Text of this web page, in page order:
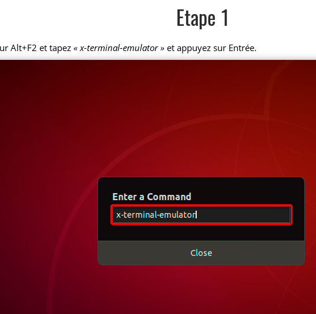
Etape 1
Alt+F2 et tapez« x-terminal-emulator » et appuyez sur Entrée.